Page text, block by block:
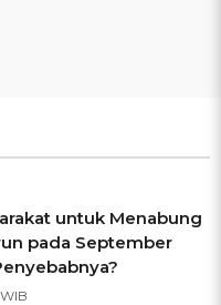
untuk Menabung
pada September